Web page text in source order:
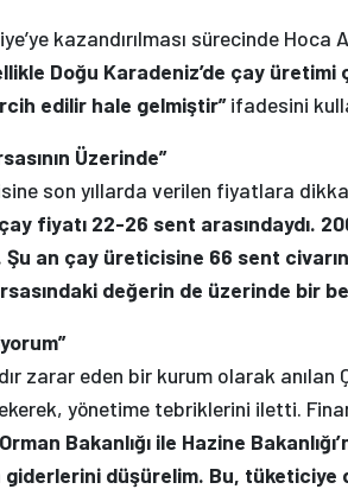
kazandırılması sürecinde
Doğu Karadeniz’de çay
edilir hale gelmiştir”ifadesini
Üzerinde”
son yıllarda verilen fiyatlara
fiyatı 22-26 sent arasındaydı.
an çay üreticisine 66 sent
değerin de üzerinde bir
zarar eden bir kurum olarak anılan
yönetime tebriklerini iletti.
Bakanlığı ile Hazine
giderlerini düşürelim. Bu,